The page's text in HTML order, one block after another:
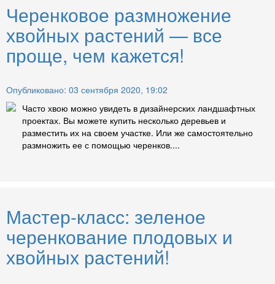
Черенковое размножение
хвойных растений — все
проще, чем кажется!
Опубликовано: 03 сентября 2020, 19:02
Часто хвою можно увидеть в дизайнерских ландшафтных
проектах. Вы можете купить несколько деревьев и
разместить их на своем участке. Или же самостоятельно
размножить ее с помощью черенков....
Мастер-класс: зеленое
черенкование плодовых и
хвойных растений!